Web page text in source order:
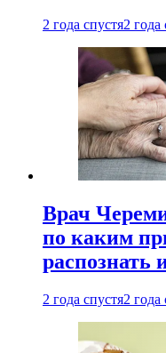
2 года спустя2 года
Врач
по каким
распознать
2 года спустя2 года